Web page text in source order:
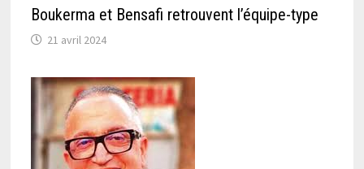
Boukerma et Bensafi retrouvent l’équipe-type
21 avril 2024